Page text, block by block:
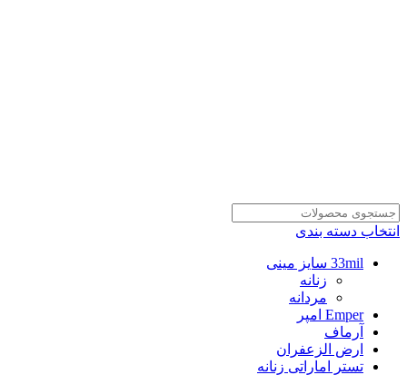
انتخاب دسته بندی
33mil سایز مینی
زنانه
مردانه
Emper امپر
آرماف
ارض الزعفران
تستر اماراتی زنانه